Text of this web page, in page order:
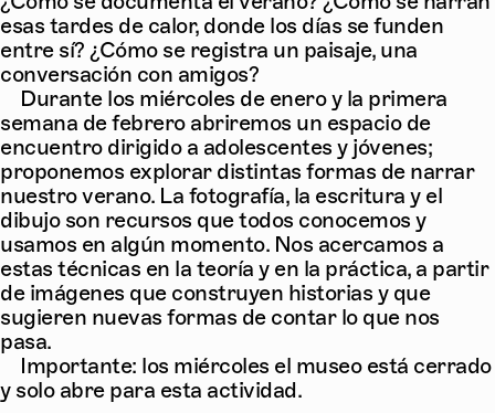
esas tardes de calor, donde los días se funden
entre sí? ¿Cómo se registra un paisaje, una
conversación con amigos?
Durante los miércoles de enero y la primera
semana de febrero abriremos un espacio de
encuentro dirigido a adolescentes y jóvenes;
proponemos explorar distintas formas de narrar
nuestro verano. La fotografía, la escritura y el
dibujo son recursos que todos conocemos y
usamos en algún momento. Nos acercamos a
estas técnicas en la teoría y en la práctica, a partir
de imágenes que construyen historias y que
sugieren nuevas formas de contar lo que nos
pasa.
Importante: los miércoles el museo está cerrado
y solo abre para esta actividad.